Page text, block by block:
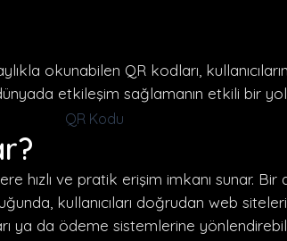
okunabilen QR kodları,
etkileşim sağlamanın etkili bir
hızlı ve pratik erişim imkanı sunar. Bir
kullanıcıları doğrudan web
ya da ödeme sistemlerine